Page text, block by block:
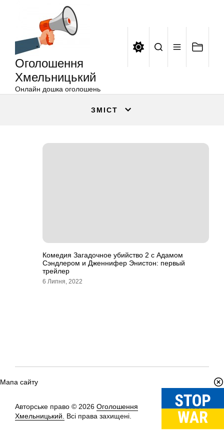
Оголошення
Хмельницький
Онлайн дошка оголошень
ЗМІСТ
Комедия Загадочное убийство 2 с Адамом
Сэндлером и Дженнифер Энистон: первый
трейлер
6 Липня, 2022
Мапа сайту
Авторське право © 2026 Оголошення
Хмельницький.
Всі права захищені.
Вгору